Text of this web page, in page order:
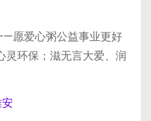
愿爱心粥公益事业更好
灵环保；滋无言大爱、润